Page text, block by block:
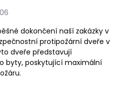
dokončení naší zakázky v
protipožární dveře v
dveře představují
byty, poskytující maximální